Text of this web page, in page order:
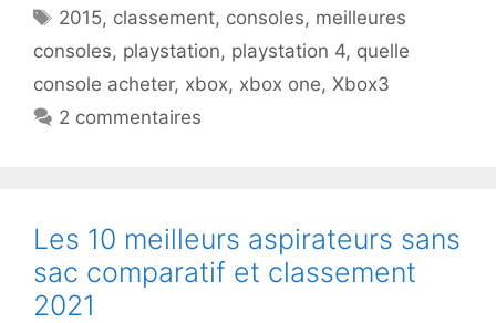
Étiquettes
2015, classement, consoles, meilleures
consoles, playstation, playstation 4, quelle
console acheter, xbox, xbox one, Xbox3
2 commentaires
Les 10 meilleurs aspirateurs sans
sac comparatif et classement
2021